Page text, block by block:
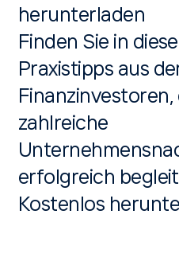
herunterladen
Finden Sie in
Praxistipps aus
zahlreiche
erfolgreich
Kostenlos